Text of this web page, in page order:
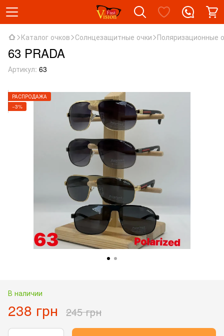
Каталог очков Солнцезащитные очки Поляризационные
63 PRADA
Артикул: 63
РАСПРОДАЖА
−3%
В наличии
238 грн 245 грн